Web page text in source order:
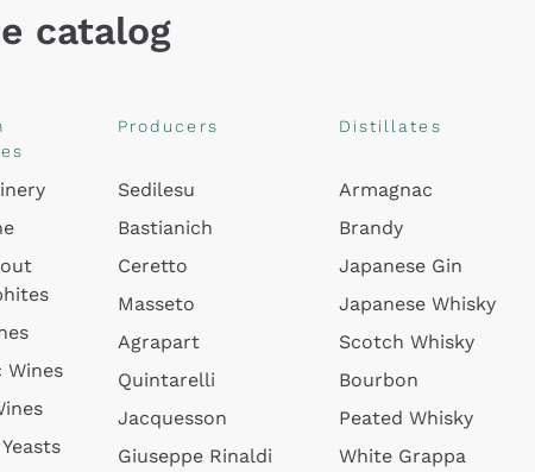
catalog
Wines
Producers
Sedilesu
Bastianich
Ceretto
Masseto
Agrapart
Quintarelli
Jacquesson
Giuseppe Rinaldi
Distillates
Armagnac
Brandy
Japanese Gin
Japanese Whisky
Scotch Whisky
Bourbon
Peated Whisky
White Grappa